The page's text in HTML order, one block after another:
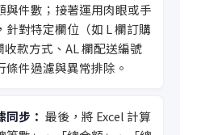
與件數；接著運用肉眼或手
針對特定欄位（如 L 欄訂購
收款方式、AL 欄配送編號
條件過濾與異常排除。
同步： 最後，將 Excel 計算